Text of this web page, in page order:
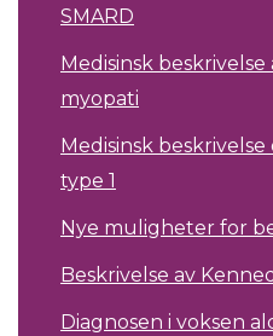
SMARD
Medisinsk
myopati
Medisinsk
type 1
Nye muligheter for
Beskrivelse av
Diagnosen i voksen